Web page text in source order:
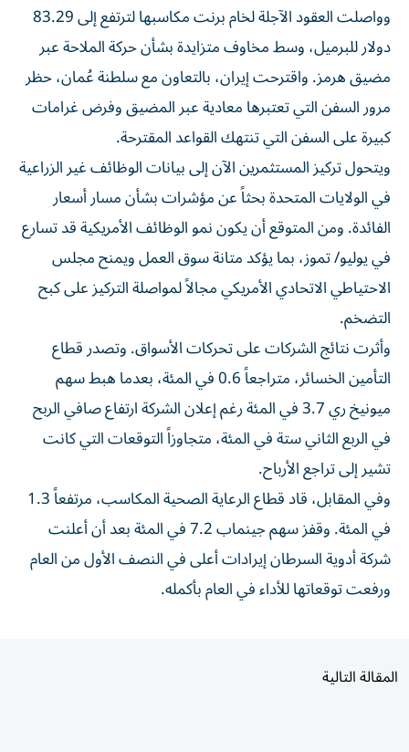
وواصلت العقود الآجلة لخام برنت مكاسبها لترتفع إلى 83.29
دولار للبرميل، وسط مخاوف متزايدة بشأن حركة الملاحة عبر
مضيق هرمز. واقترحت إيران، بالتعاون مع ​سلطنة عُمان، حظر
مرور السفن التي تعتبرها معادية عبر ‌المضيق وفرض غرامات
كبيرة على السفن التي تنتهك القواعد المقترحة.
ويتحول تركيز المستثمرين الآن إلى بيانات الوظائف غير الزراعية
في الولايات ⁠المتحدة بحثاً عن مؤشرات بشأن مسار أسعار
الفائدة. ومن المتوقع أن يكون نمو الوظائف الأمريكية قد تسارع
في يوليو/ تموز، بما ​يؤكد متانة ‌سوق العمل ويمنح مجلس
الاحتياطي الاتحادي الأمريكي مجالاً ‌لمواصلة التركيز على كبح
التضخم.
وأثرت نتائج الشركات على تحركات الأسواق. وتصدر قطاع
التأمين الخسائر، متراجعاً 0.6 في المئة، بعدما هبط سهم
‌ميونيخ ري 3.7 ‌في المئة رغم إعلان الشركة ارتفاع ⁠صافي الربح
في الربع الثاني ستة في المئة، متجاوزاً ‌التوقعات التي كانت
تشير إلى تراجع الأرباح.
وفي المقابل، قاد قطاع الرعاية الصحية المكاسب، مرتفعاً 1.3
في المئة. ⁠وقفز سهم جينماب 7.2 في المئة بعد أن ​أعلنت
شركة أدوية السرطان إيرادات أعلى في النصف الأول من العام
ورفعت توقعاتها للأداء في العام بأكمله.
المقالة التالية